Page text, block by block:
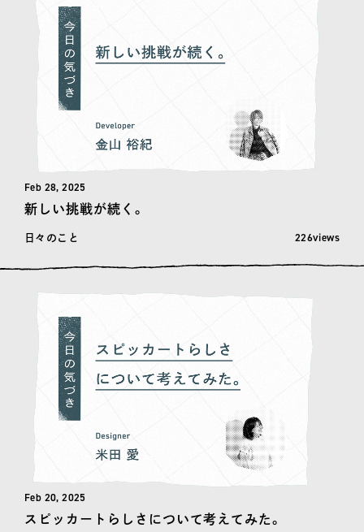
Feb 28, 2025
新しい挑戦が続く。
日々のこと 閲覧数: 226
226views
Feb 20, 2025
スピッカートらしさについて考えてみた。